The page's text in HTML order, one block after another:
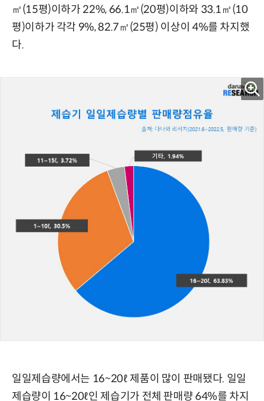
㎡(15평)이하가 22%, 66.1㎡(20평)이하와 33.1㎡(10
평)이하가 각각 9%, 82.7㎡(25평) 이상이 4%를 차지했
다.
일일제습량에서는 16~20ℓ 제품이 많이 판매됐다. 일일
제습량이 16~20ℓ인 제습기가 전체 판매량 64%를 차지